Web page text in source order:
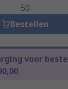
Bestellen
voor